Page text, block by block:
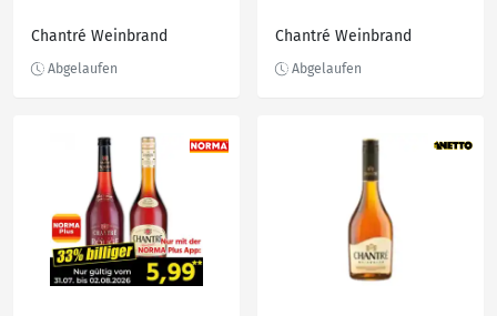
Chantré Weinbrand Chantré Weinbrand